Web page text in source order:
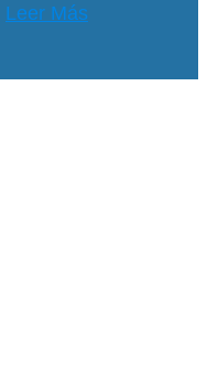
Leer Más